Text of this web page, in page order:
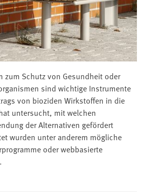
zum Schutz von Gesundheit oder
sind wichtige Instrumente
von bioziden Wirkstoffen in die
untersucht, mit welchen
der Alternativen gefördert
wurden unter anderem mögliche
oder webbasierte